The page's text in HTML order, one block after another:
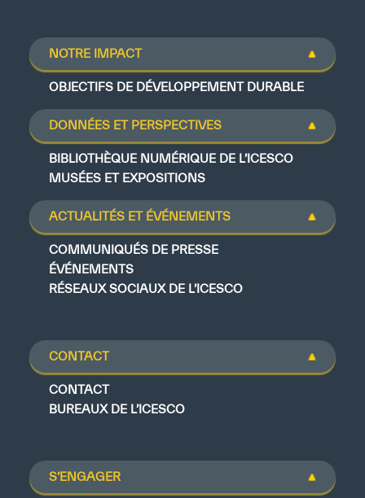
NOTRE IMPACT
OBJECTIFS DE DÉVELOPPEMENT DURABLE
DONNÉES ET PERSPECTIVES
BIBLIOTHÈQUE NUMÉRIQUE DE L’ICESCO
MUSÉES ET EXPOSITIONS
ACTUALITÉS ET ÉVÉNEMENTS
COMMUNIQUÉS DE PRESSE
ÉVÉNEMENTS
RÉSEAUX SOCIAUX DE L’ICESCO
CONTACT
CONTACT
BUREAUX DE L’ICESCO
S’ENGAGER